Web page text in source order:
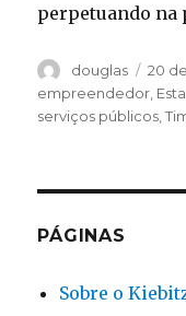
perpetuando na
Autor
douglas
em
20
empreendedor
serviços públicos ,
PÁGINAS
Sobre o